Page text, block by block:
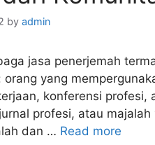
by admin
jasa penerjemah
orang yang
konferensi
profesi, atau
dan … Read more